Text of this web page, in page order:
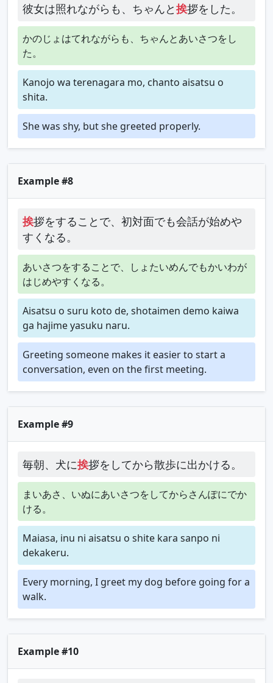
彼女は照れながらも、ちゃんと挨拶をした。
かのじょはてれながらも、ちゃんとあいさつをし
た。
Kanojo wa terenagara mo, chanto aisatsu o
shita.
She was shy, but she greeted properly.
Example #8
挨拶をすることで、初対面でも会話が始めや
すくなる。
あいさつをすることで、しょたいめんでもかいわが
はじめやすくなる。
Aisatsu o suru koto de, shotaimen demo kaiwa
ga hajime yasuku naru.
Greeting someone makes it easier to start a
conversation, even on the first meeting.
Example #9
毎朝、犬に挨拶をしてから散歩に出かける。
まいあさ、いぬにあいさつをしてからさんぽにでか
ける。
Maiasa, inu ni aisatsu o shite kara sanpo ni
dekakeru.
Every morning, I greet my dog before going for a
walk.
Example #10